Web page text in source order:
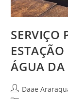
SERVIÇO
ÁGUA
Daae